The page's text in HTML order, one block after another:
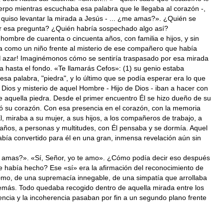
mientras escuchaba esa pa­labra que le llegaba al corazón -,
levantar la mirada a Jesús - ... ¿me amas?». ¿Quién se
esa pregunta? ¿Quién habría sospechado algo así?
de cuarenta o cincuenta años, con familia e hijos, y sin
como un niño frente al misterio de ese compa­ñero que había
azar! Imaginémo­nos cómo se sentiría traspasado por esa mirada
hasta el fondo. «Te llamarás Ce­fos»: (1) su genio estaba
palabra, "piedra", y lo último que se podía esperar era lo que
y misterio de aquel Hombre - Hijo de Dios - iban a hacer con
aquella piedra. Desde el primer encuentro Él se hizo dueño de su
su corazón. Con esa presencia en el corazón, con la memoria
miraba a su mujer, a sus hijos, a los compañeros de trabajo, a
a personas y multitudes, con Él pen­saba y se dormía. Aquel
con­vertido para él en una gran, inmensa revelación aún sin
«Sí, Señor, yo te amo». ¿Cómo podía decir eso después
había hecho? Ese «sí» era la afirmación del re­conocimiento de
de una supre­macía innegable, de una simpatía que arrollaba
Todo quedaba recogido dentro de aquella mirada entre los
y la incoherencia pasaban por fin a un segundo plano frente